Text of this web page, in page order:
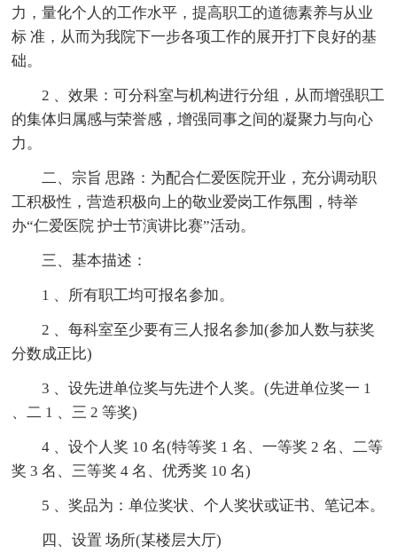
力，量化个人的工作水平，提高职工的道德素养与从业
标 准，从而为我院下一步各项工作的展开打下良好的基
础。
2 、效果：可分科室与机构进行分组，从而增强职工
的集体归属感与荣誉感，增强同事之间的凝聚力与向心
力。
二、宗旨 思路：为配合仁爱医院开业，充分调动职
工积极性，营造积极向上的敬业爱岗工作氛围，特举
办“仁爱医院 护士节演讲比赛”活动。
三、基本描述：
1 、所有职工均可报名参加。
2 、每科室至少要有三人报名参加(参加人数与获奖
分数成正比)
3 、设先进单位奖与先进个人奖。(先进单位奖一 1
、二 1 、三 2 等奖)
4 、设个人奖 10 名(特等奖 1 名、一等奖 2 名、二等
奖 3 名、三等奖 4 名、优秀奖 10 名)
5 、奖品为：单位奖状、个人奖状或证书、笔记本。
四、设置 场所(某楼层大厅)